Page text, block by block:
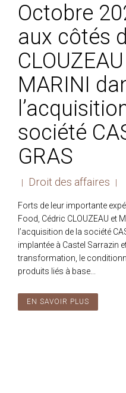
Octobre
aux côtés
MARINI
société
GRAS
Droit des affaires
Forts de leur importante
Food, Cédric CLOUZEAU et
l’acquisition de la société
implantée à Castel Sarrazin
transformation, le
produits liés à base...
EN SAVOIR PLUS